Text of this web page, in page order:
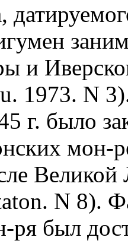
и
1973. N
г. было
мон-
N 8).
ря был